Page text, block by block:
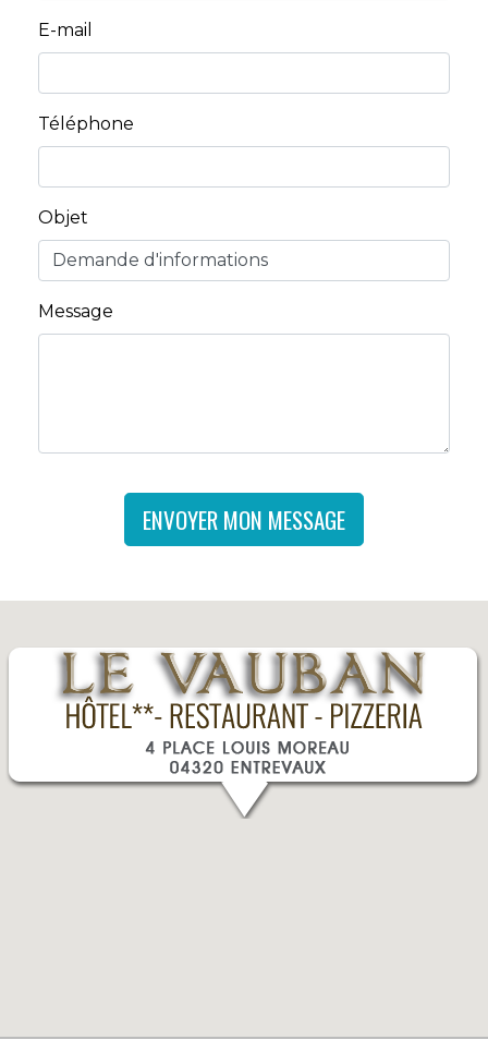
E-mail
Téléphone
Objet
Message